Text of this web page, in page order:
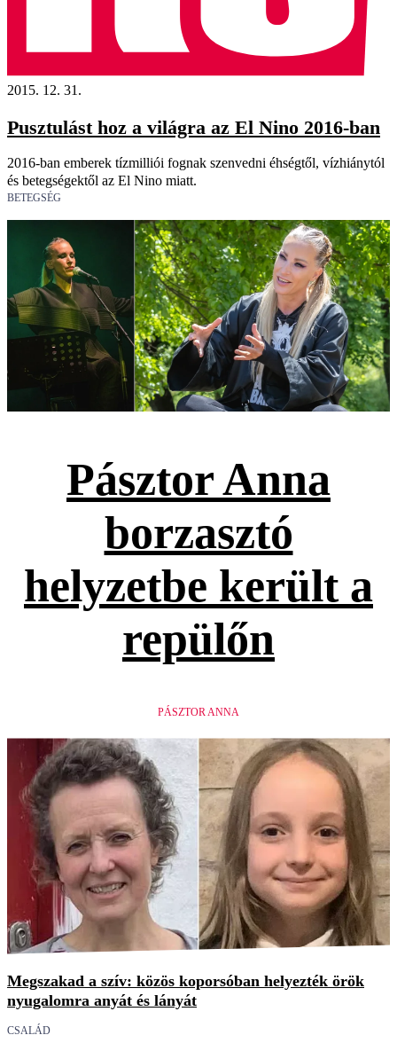
2015. 12. 31.
Pusztulást hoz a világra az El Nino 2016-ban
2016-ban embe­rek tízmilliói fognak szenvedni éhségtől, vízhiánytól
és betegségektől az El Nino miatt.
BETEGSÉG
Pásztor Anna
borzasztó
helyzetbe került a
repülőn
PÁSZTOR ANNA
Megszakad a szív: közös koporsóban helyezték örök
nyugalomra anyát és lányát
CSALÁD